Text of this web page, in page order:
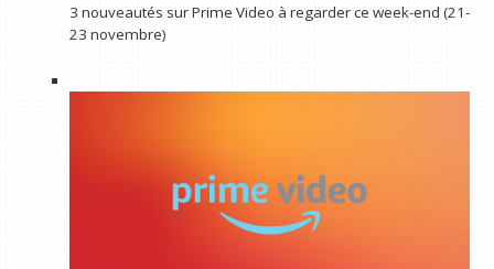
3 nouveautés sur Prime Video à regarder ce week-end (21-
23 novembre)